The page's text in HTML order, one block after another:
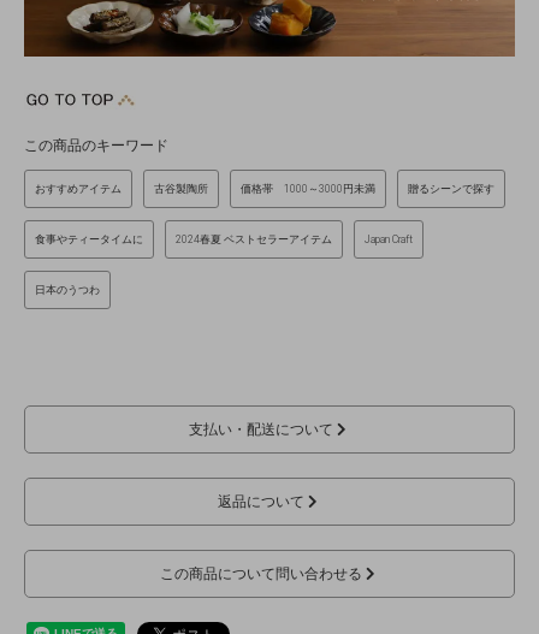
この商品のキーワード
おすすめアイテム 古谷製陶所 価格帯 1000～3000円未満 贈るシーンで探す
食事やティータイムに 2024春夏 ベストセラーアイテム Japan Craft
日本のうつわ
支払い・配送について
返品について
この商品について問い合わせる